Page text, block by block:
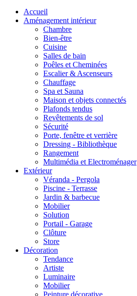
Accueil
Aménagement intérieur
Chambre
Bien-être
Cuisine
Salles de bain
Poêles et Cheminées
Escalier & Ascenseurs
Chauffage
Spa et Sauna
Maison et objets connectés
Plafonds tendus
Revêtements de sol
Sécurité
Porte, fenêtre et verrière
Dressing - Bibliothèque
Rangement
Multimédia et Electroménager
Extérieur
Véranda - Pergola
Piscine - Terrasse
Jardin & barbecue
Mobilier
Solution
Portail - Garage
Clôture
Store
Décoration
Tendance
Artiste
Luminaire
Mobilier